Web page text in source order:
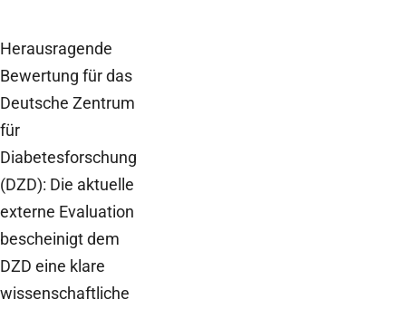
Herausragende
Bewertung für das
Deutsche Zentrum
für
Diabetesforschung
(DZD): Die aktuelle
externe Evaluation
bescheinigt dem
DZD eine klare
wissenschaftliche